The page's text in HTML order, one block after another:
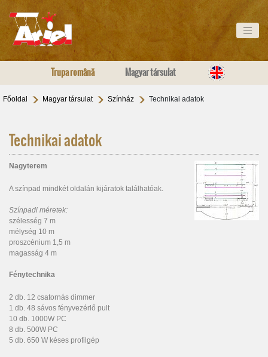
Trupa română Magyar társulat
Főoldal Magyar társulat Színház Technikai adatok
Technikai adatok
Nagyterem
A színpad mindkét oldalán kijáratok találhatóak.
Színpadi méretek:
szélesség 7 m
mélység 10 m
proszcénium 1,5 m
magasság 4 m
Fénytechnika
2 db. 12 csatornás dimmer
1 db. 48 sávos fényvezérlő pult
10 db. 1000W PC
8 db. 500W PC
5 db. 650 W késes profilgép